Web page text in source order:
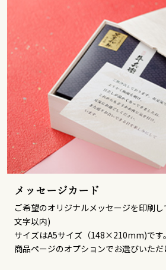
メッセージカード
ご希望のオリジナルメッセージを印刷
文字以内)
サイズはA5サイズ（148×210mm)です。
商品ページのオプションでお選びいただ